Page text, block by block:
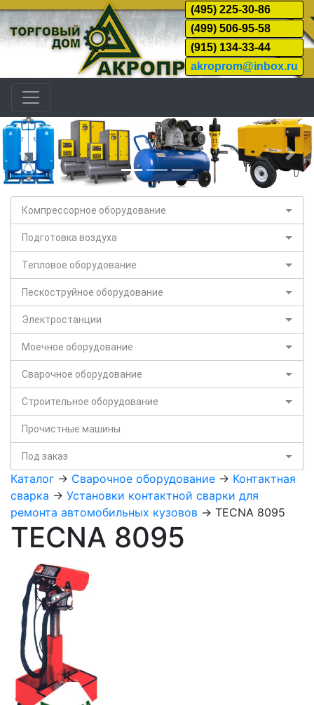
(495) 225-30-86
(499) 506-95-58
(915) 134-33-44
akroprom@inbox.ru
Назад
Компрессорное оборудование
Подготовка воздуха
Тепловое оборудование
Пескоструйное оборудование
Электростанции
Моечное оборудование
Сварочное оборудование
Строительное оборудование
Прочистные машины
Под заказ
Каталог -> Сварочное оборудование -> Контактная
сварка -> Установки контактной сварки для
ремонта автомобильных кузовов -> TECNA 8095
TECNA 8095